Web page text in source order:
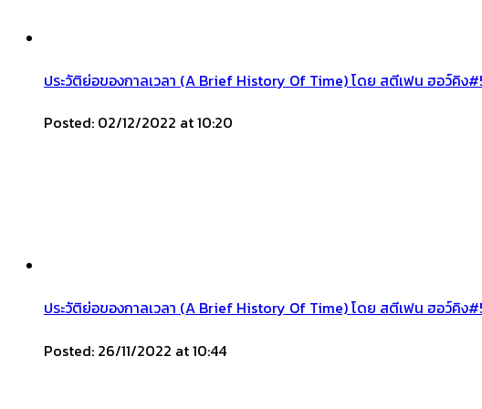
ประวัติย่อของกาลเวลา (A Brief History Of Time) โดย สตีเฟน ฮอว์คิง
Posted: 02/12/2022 at 10:20
ประวัติย่อของกาลเวลา (A Brief History Of Time) โดย สตีเฟน ฮอว์คิง
Posted: 26/11/2022 at 10:44